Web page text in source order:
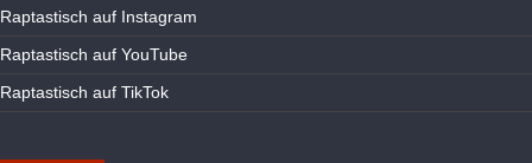
Raptastisch auf Instagram
Raptastisch auf YouTube
Raptastisch auf TikTok